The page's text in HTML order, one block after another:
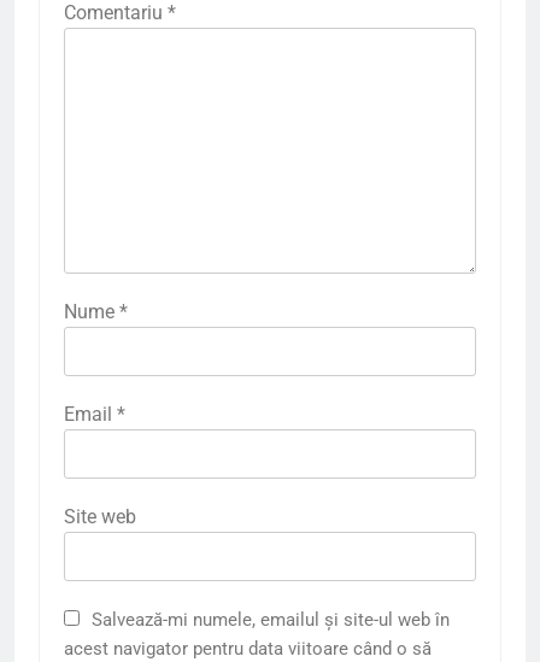
Comentariu *
Nume *
Email *
Site web
Salvează-mi numele, emailul și site-ul web în
acest navigator pentru data viitoare când o să